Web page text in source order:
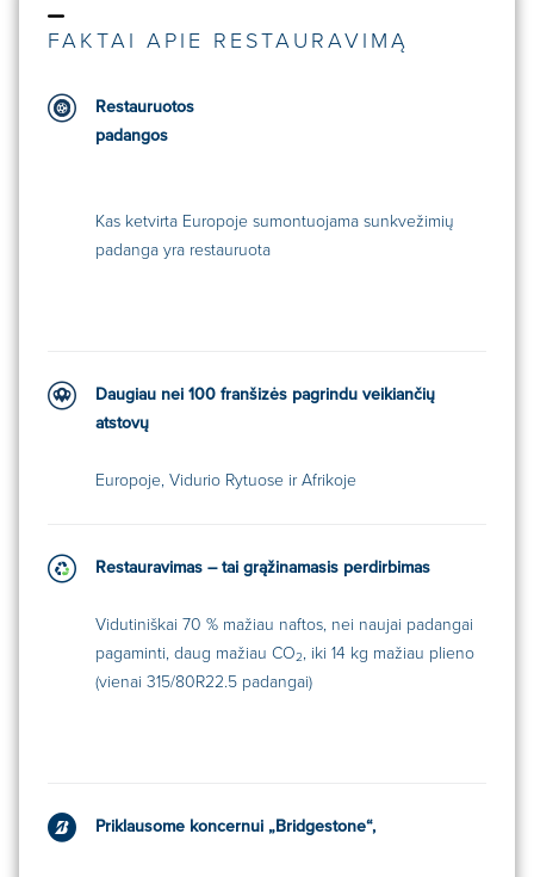
FAKTAI APIE RESTAURAVIMĄ
Restauruotos
padangos
Kas ketvirta Europoje sumontuojama sunkvežimių
padanga yra restauruota
Daugiau nei 100 franšizės pagrindu veikiančių
atstovų
Europoje, Vidurio Rytuose ir Afrikoje
Restauravimas – tai grąžinamasis perdirbimas
Vidutiniškai 70 % mažiau naftos, nei naujai padangai
pagaminti, daug mažiau CO2, iki 14 kg mažiau plieno
(vienai 315/80R22.5 padangai)
Priklausome koncernui „Bridgestone“,